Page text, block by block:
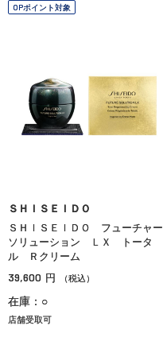
OPポイント対象
ＳＨＩＳＥＩＤＯ
ＳＨＩＳＥＩＤＯ フューチャー
ソリューション ＬＸ トータ
ル Ｒクリーム
39,600 円 （税込）
在庫：○
店舗受取可